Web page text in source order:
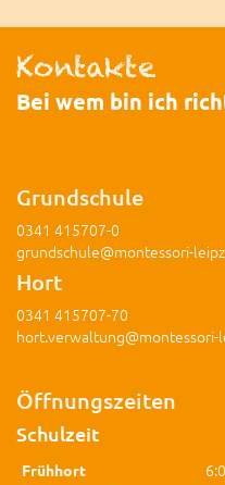
Kontakte
Bei wem bin ich
Grundschule
0341 415707-0
grundschule@montessori-
Hort
0341 415707-70
hort.verwaltung@montessori-
Öffnungszeiten
Schulzeit
Öffnungszeiten zur Schulzeit
Frühhort